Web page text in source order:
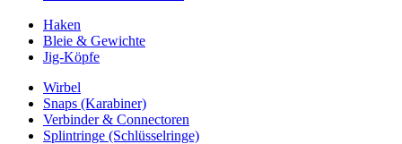
Haken
Bleie & Gewichte
Jig-Köpfe
Wirbel
Snaps (Karabiner)
Verbinder & Connectoren
Splintringe (Schlüsselringe)